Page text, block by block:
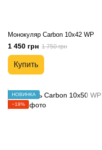
Монокуляр Carbon 10х42 WP
1 450 грн 1 750 грн
Купить
НОВИНКА
−19%